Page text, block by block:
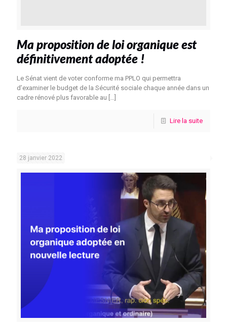
Ma proposition de loi organique est
définitivement adoptée !
Le Sénat vient de voter conforme ma PPLO qui permettra
d’examiner le budget de la Sécurité sociale chaque année dans un
cadre rénové plus favorable au […]
Lire la suite
28 janvier 2022